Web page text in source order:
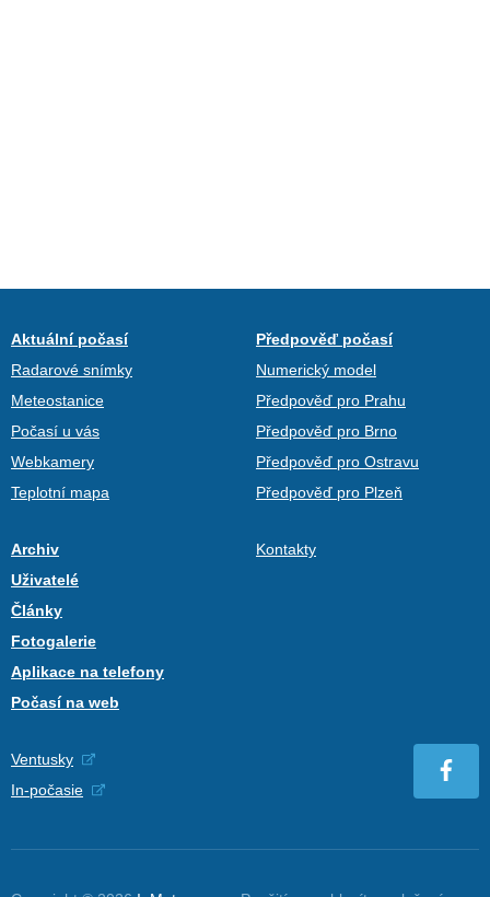
Aktuální počasí
Radarové snímky
Meteostanice
Počasí u vás
Webkamery
Teplotní mapa
Předpověď počasí
Numerický model
Předpověď pro Prahu
Předpověď pro Brno
Předpověď pro Ostravu
Předpověď pro Plzeň
Archiv
Uživatelé
Články
Fotogalerie
Aplikace na telefony
Počasí na web
Kontakty
Ventusky
In-počasie